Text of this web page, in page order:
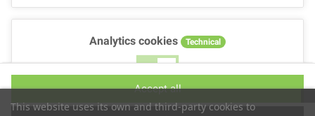
This website uses its own and third-party cookies to
Analytics cookies Technical
No Yes
Accept all